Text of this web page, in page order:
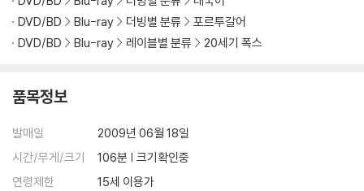
DVD/BD
Blu-ray 더빙별 분류
포르투갈어
DVD/BD
Blu-ray 레이블별 분류 20세기 폭스
품목정보
발매일
2009년 06월 18일
시간/무게/크기
106분 | 크기확인중
연령제한
15세 이용가